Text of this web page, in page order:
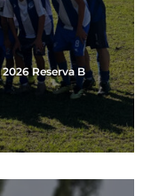
Reserva B